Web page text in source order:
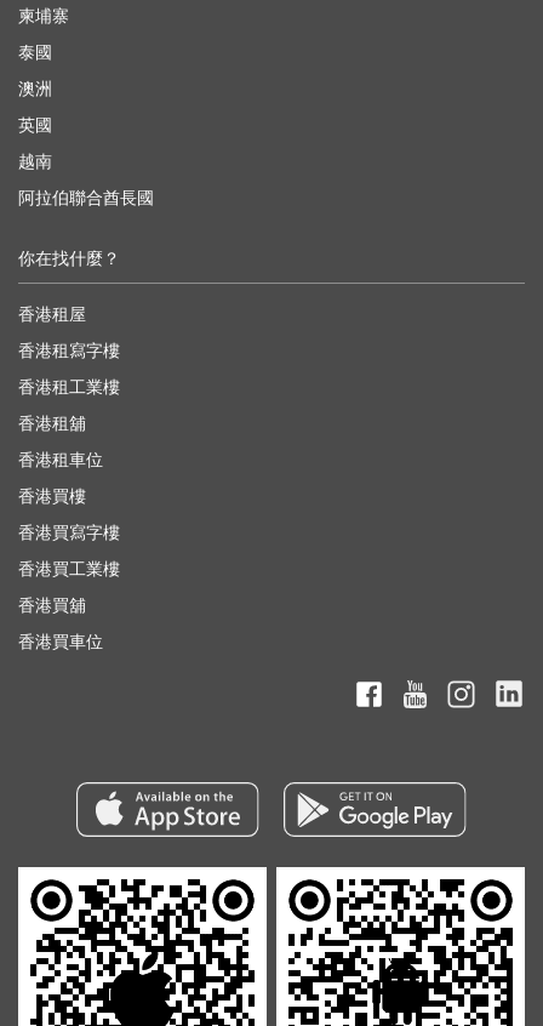
柬埔寨
泰國
澳洲
英國
越南
阿拉伯聯合酋長國
你在找什麼？
香港租屋
香港租寫字樓
香港租工業樓
香港租舖
香港租車位
香港買樓
香港買寫字樓
香港買工業樓
香港買舖
香港買車位